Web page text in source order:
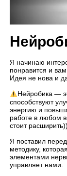
Я начинаю
понравится и
Идея не нова и
Нейробика —
способствуют
энергию и
работе в любом
стоит
Я поставил
методику,
элементами
управляет нами.